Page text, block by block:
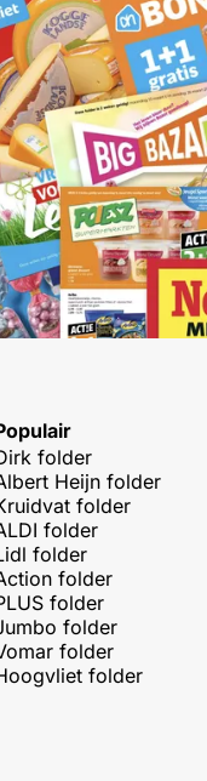
folder
Heijn folder
folder
folder
folder
folder
folder
folder
folder
folder